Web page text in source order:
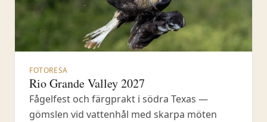
FOTORESA
Rio Grande Valley 2027
Fågelfest och färgprakt i södra Texas —
gömslen vid vattenhål med skarpa möten